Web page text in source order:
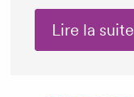
Lire la suite